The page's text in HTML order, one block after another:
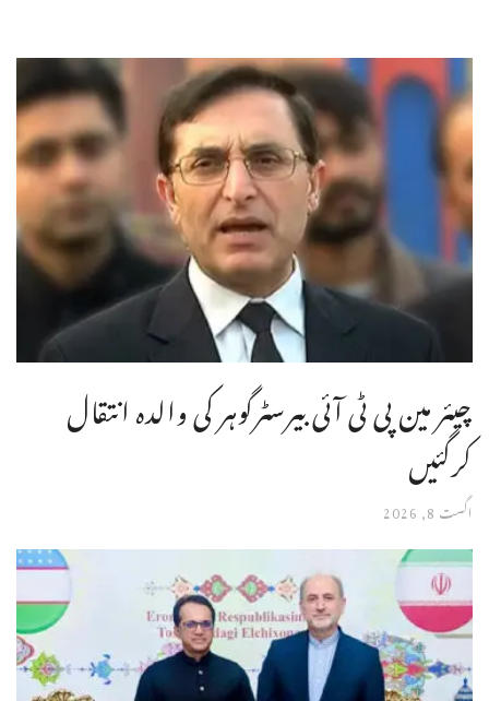
چیئر مین پی ٹی آئی بیرسٹرگوہر کی والدہ انتقال
کرگئیں
اگست 8, 2026